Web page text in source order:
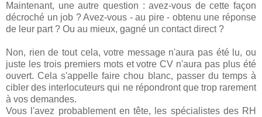
Maintenant, une autre question : avez-vous de cette façon
décroché un job ? Avez-vous - au pire - obtenu une réponse
de leur part ? Ou au mieux, gagné un contact direct ?
Non, rien de tout cela, votre message n'aura pas été lu, ou
juste les trois premiers mots et votre CV n'aura pas plus été
ouvert. Cela s'appelle faire chou blanc, passer du temps à
cibler des interlocuteurs qui ne répondront que trop rarement
à vos demandes.
Vous l'avez probablement en tête, les spécialistes des RH